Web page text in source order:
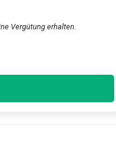
Vergütung erhalten.